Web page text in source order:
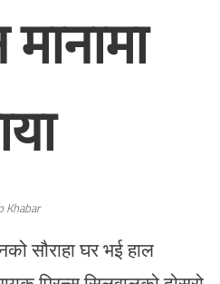
Khabar
सौराहा घर भई हाल